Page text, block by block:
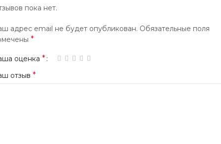
пока нет.
адрес email не будет опубликован. Обязательные поля
*
оценка *
отзыв *